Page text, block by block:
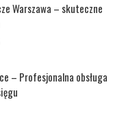
Warszawa – skuteczne
– Profesjonalna obsługa